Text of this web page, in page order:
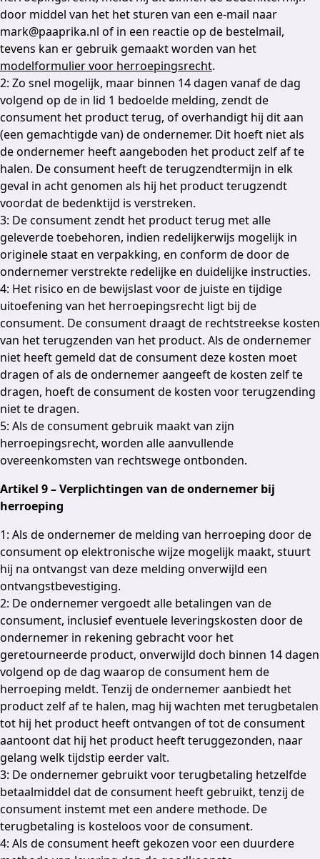
door middel van het het sturen van een e-mail naar
mark@paaprika.nl of in een reactie op de bestelmail,
tevens kan er gebruik gemaakt worden van het
modelformulier voor herroepingsrecht.
2: Zo snel mogelijk, maar binnen 14 dagen vanaf de dag
volgend op de in lid 1 bedoelde melding, zendt de
consument het product terug, of overhandigt hij dit aan
(een gemachtigde van) de ondernemer. Dit hoeft niet als
de ondernemer heeft aangeboden het product zelf af te
halen. De consument heeft de terugzendtermijn in elk
geval in acht genomen als hij het product terugzendt
voordat de bedenktijd is verstreken.
3: De consument zendt het product terug met alle
geleverde toebehoren, indien redelijkerwijs mogelijk in
originele staat en verpakking, en conform de door de
ondernemer verstrekte redelijke en duidelijke instructies.
4: Het risico en de bewijslast voor de juiste en tijdige
uitoefening van het herroepingsrecht ligt bij de
consument. De consument draagt de rechtstreekse kosten
van het terugzenden van het product. Als de ondernemer
niet heeft gemeld dat de consument deze kosten moet
dragen of als de ondernemer aangeeft de kosten zelf te
dragen, hoeft de consument de kosten voor terugzending
niet te dragen.
5: Als de consument gebruik maakt van zijn
herroepingsrecht, worden alle aanvullende
overeenkomsten van rechtswege ontbonden.
Artikel 9 – Verplichtingen van de ondernemer bij
herroeping
1: Als de ondernemer de melding van herroeping door de
consument op elektronische wijze mogelijk maakt, stuurt
hij na ontvangst van deze melding onverwijld een
ontvangstbevestiging.
2: De ondernemer vergoedt alle betalingen van de
consument, inclusief eventuele leveringskosten door de
ondernemer in rekening gebracht voor het
geretourneerde product, onverwijld doch binnen 14 dagen
volgend op de dag waarop de consument hem de
herroeping meldt. Tenzij de ondernemer aanbiedt het
product zelf af te halen, mag hij wachten met terugbetalen
tot hij het product heeft ontvangen of tot de consument
aantoont dat hij het product heeft teruggezonden, naar
gelang welk tijdstip eerder valt.
3: De ondernemer gebruikt voor terugbetaling hetzelfde
betaalmiddel dat de consument heeft gebruikt, tenzij de
consument instemt met een andere methode. De
terugbetaling is kosteloos voor de consument.
4: Als de consument heeft gekozen voor een duurdere